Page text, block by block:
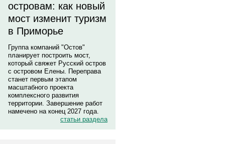
островам: как новый
мост изменит туризм
в Приморье
Группа компаний "Остов"
планирует построить мост,
который свяжет Русский остров
с островом Елены. Переправа
станет первым этапом
масштабного проекта
комплексного развития
территории. Завершение работ
намечено на конец 2027 года.
статьи раздела